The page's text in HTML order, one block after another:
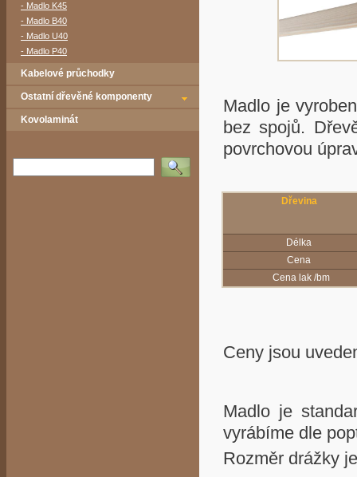
- Madlo K45
- Madlo B40
- Madlo U40
- Madlo P40
Kabelové průchodky
Ostatní dřevěné komponenty
Kovolaminát
Vyhledat
Madlo je
bez spojů.
povrchovou
Dřevina
Délka
Cena
Cena lak /bm
Ceny jsou
Madlo je
vyrábíme dle
Rozměr drážky